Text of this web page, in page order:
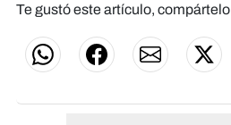
Te gustó este artículo, compártelo